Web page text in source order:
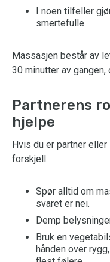
I noen tilfeller
smertefulle
Massasjen består av
30 minutter av gangen,
Partnerens
hjelpe
Hvis du er partner
forskjell:
Spør alltid om
svaret er nei.
Demp
Bruk en
hånden over